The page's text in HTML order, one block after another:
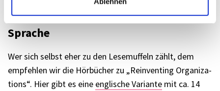
Hörbu­cher in engli­scher & deut­scher
Spra­che
Wer sich selbst eher zu den Lese­muf­feln zählt, dem
empfeh­len wir die Hörbü­cher zu „Reinven­ting Orga­niza­
ti­ons“. Hier gibt es eine engli­sche Vari­ante mit ca. 14